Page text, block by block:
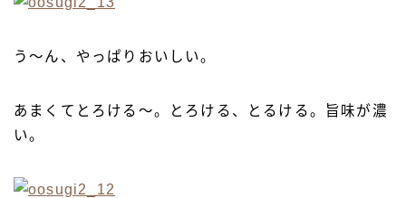
う〜ん、やっぱりおいしい。
あまくてとろける〜。とろける、とるける。旨味が濃
い。